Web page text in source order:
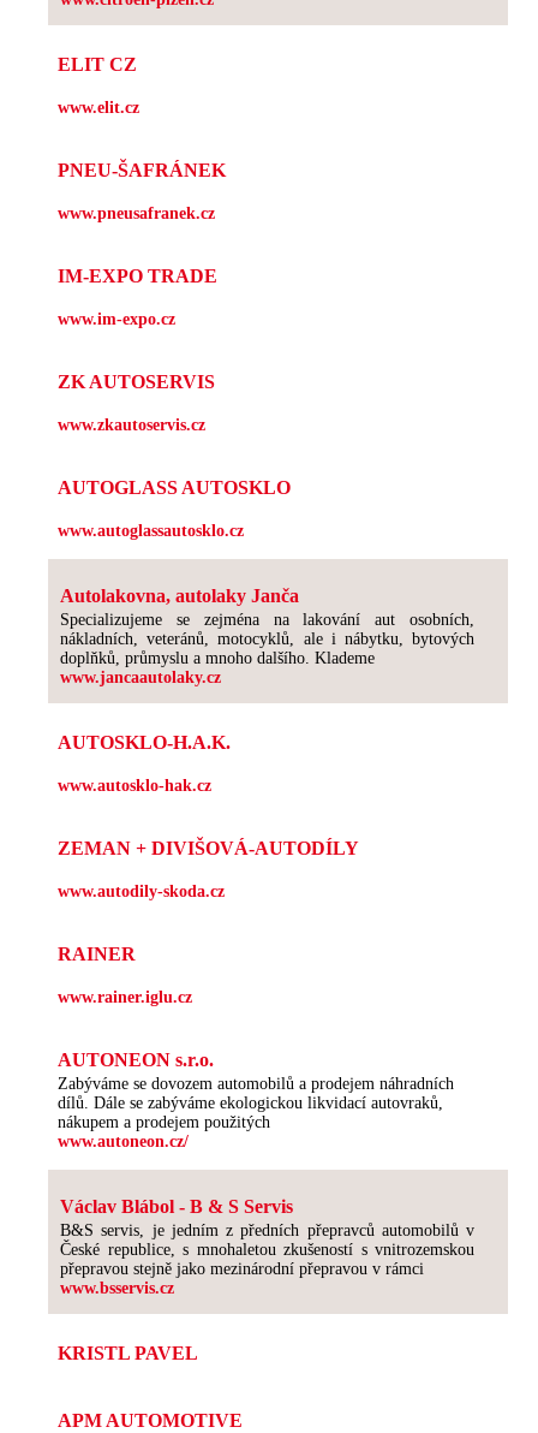
ELIT CZ
www.elit.cz
PNEU-ŠAFRÁNEK
www.pneusafranek.cz
IM-EXPO TRADE
www.im-expo.cz
ZK AUTOSERVIS
www.zkautoservis.cz
AUTOGLASS AUTOSKLO
www.autoglassautosklo.cz
Autolakovna, autolaky Janča
Specializujeme se zejména na lakování aut osobních,
nákladních, veteránů, motocyklů, ale i nábytku, bytových
doplňků, průmyslu a mnoho dalšího. Klademe
www.jancaautolaky.cz
AUTOSKLO-H.A.K.
www.autosklo-hak.cz
ZEMAN + DIVIŠOVÁ-AUTODÍLY
www.autodily-skoda.cz
RAINER
www.rainer.iglu.cz
AUTONEON s.r.o.
Zabýváme se dovozem automobilů a prodejem náhradních
dílů. Dále se zabýváme ekologickou likvidací autovraků,
nákupem a prodejem použitých
www.autoneon.cz/
Václav Blábol - B & S Servis
B&S servis, je jedním z předních přepravců automobilů v
České republice, s mnohaletou zkušeností s vnitrozemskou
přepravou stejně jako mezinárodní přepravou v rámci
www.bsservis.cz
KRISTL PAVEL
APM AUTOMOTIVE